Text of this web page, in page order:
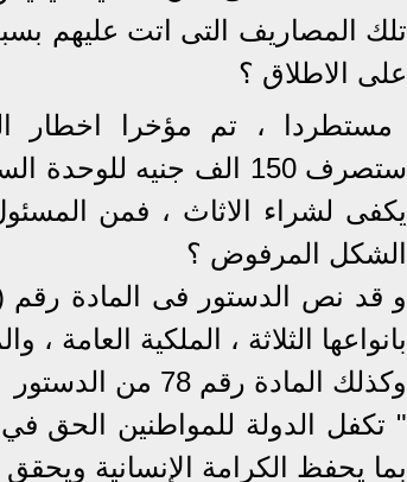
تلك المصاريف التى اتت عليهم
على الاطلاق ؟
مستطردا ، تم مؤخرا اخطار
ستصرف 150 الف جنيه
يكفى لشراء الاثاث ، فمن
الشكل المرفوض ؟
بانواعها الثلاثة ، الملكية العامة ،
وكذلك المادة رقم 78 من الدستور
" تكفل الدولة للمواطنين الحق
بما يحفظ الكرامة الإنسانية ويحقق